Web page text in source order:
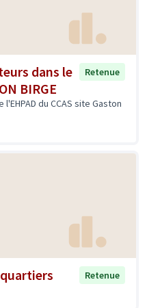
dans le
BIRGE
Retenue
du CCAS site Gaston
Retenue